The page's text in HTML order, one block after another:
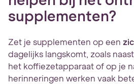
supplementen?
Zet je supplementen op een
dagelijks langskomt, zoals
het koffiezetapparaat of op je
herinneringen werken vaak